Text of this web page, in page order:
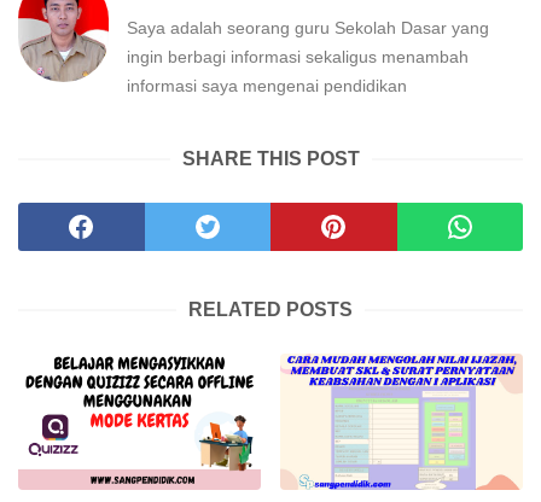
Saya adalah seorang guru Sekolah Dasar yang
ingin berbagi informasi sekaligus menambah
informasi saya mengenai pendidikan
SHARE THIS POST
RELATED POSTS